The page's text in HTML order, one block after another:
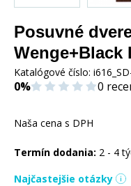
Posuvné
Wenge+Black
Katalógové číslo:
0% 0
Naša cena s DPH
Termín dodania: 2 - 4
Najčastejšie otázky